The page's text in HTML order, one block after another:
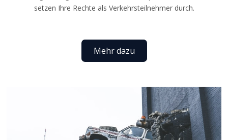
setzen Ihre Rechte als Verkehrsteilnehmer durch.
Mehr dazu